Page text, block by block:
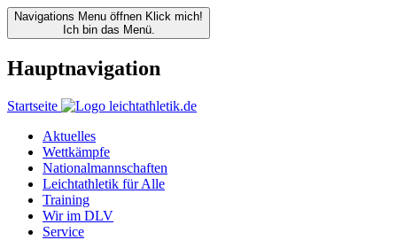
Navigations Menu öffnen Klick mich!
Ich bin das Menü.
Hauptnavigation
Startseite
Aktuelles
Wettkämpfe
Nationalmannschaften
Leichtathletik für Alle
Training
Wir im DLV
Service